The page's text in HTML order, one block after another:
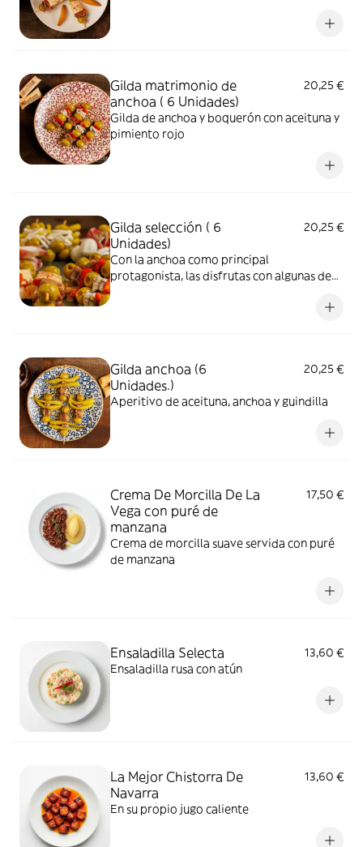
Gilda matrimonio de
anchoa ( 6 Unidades)
20,25 €
Gilda de anchoa y boquerón con aceituna y
pimiento rojo
Gilda selección ( 6
Unidades)
20,25 €
Con la anchoa como principal
protagonista, las disfrutas con algunas de
Gilda anchoa (6
Unidades.)
20,25 €
Aperitivo de aceituna, anchoa y guindilla
Crema De Morcilla De La
Vega con puré de
manzana
17,50 €
Crema de morcilla suave servida con puré
de manzana
Ensaladilla Selecta
13,60 €
Ensaladilla rusa con atún
La Mejor Chistorra De
Navarra
13,60 €
En su propio jugo caliente